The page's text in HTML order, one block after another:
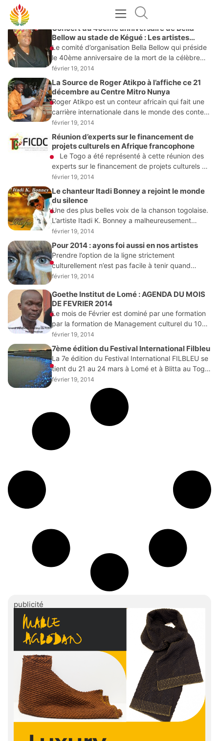
FÉVRIER 19, 2014
Concert du 40ème anniversaire de Bella
Bellow au stade de Kégué : Les artistes
réclament encore leurs cachets
Le comité d’organisation Bella Bellow qui préside
le 40ème anniversaire de la mort de la célèbre
chanteuse a reçu un soutien moral et financier de
la présidence de la République
février 19, 2014
La Source de Roger Atikpo à l’affiche ce 21
décembre au Centre Mitro Nunya
Roger Atikpo est un conteur africain qui fait une
carrière internationale dans le monde des contes
et du théâtre, et d’incessants allers-retour avec
l’Afrique, sa terre natale, sa source d’inspiration,
février 19, 2014
Réunion d’experts sur le financement de
projets culturels en Afrique francophone
Le Togo a été représenté à cette réunion des
experts sur le financement de projets culturels en
Afrique Noire qui s’est déroulé du 17 au 18
décembre 2013
février 19, 2014
Le chanteur Itadi Bonney a rejoint le monde
du silence
Une des plus belles voix de la chanson togolaise.
L’artiste Itadi K. Bonney a malheureusement
quitté la scène musicale le 10 novembre 2013
des suites d’une longue maladie. L’affreuse
nouvelle
février 19, 2014
Pour 2014 : ayons foi aussi en nos artistes
Prendre l’option de la ligne strictement
culturellement n’est pas facile à tenir quand
l’actualité politique reste la seule à déchirer le
strictement au
février 19, 2014
Goethe Institut de Lomé : AGENDA DU MOIS
DE FEVRIER 2014
Le mois de Février est dominé par une formation
par la formation de Management culturel du 10
au 21 février. Il sera encadré par Léonard
Yakanou, directeur du Festhef. Théâtre,
février 19, 2014
7ème édition du Festival International Filbleu
La 7e édition du Festival International FILBLEU se
tient du 21 au 24 mars à Lomé et à Blitta au Togo.
Depuis les indépendances, de nombreuses
productions jalonnent l’histoire de
février 19, 2014
publicité